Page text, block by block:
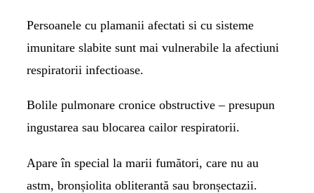
Persoanele cu plamanii afectati si cu sisteme
imunitare slabite sunt mai vulnerabile la afectiuni
respiratorii infectioase.
Bolile pulmonare cronice obstructive – presupun
ingustarea sau blocarea cailor respiratorii.
Apare în special la marii fumători, care nu au
astm, bronșiolita obliterantă sau bronșectazii.